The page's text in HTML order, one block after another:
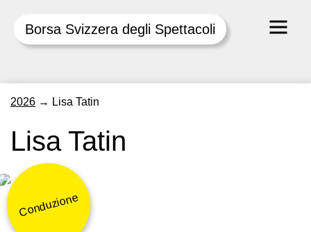
Borsa Svizzera degli Spettacoli
2026 → Lisa Tatin
Lisa Tatin
© Schoß
Conduzione